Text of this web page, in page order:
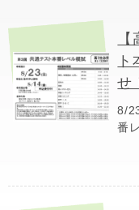
せ
8/
番